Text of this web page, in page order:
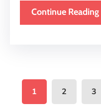
Continue Reading
1 2 3